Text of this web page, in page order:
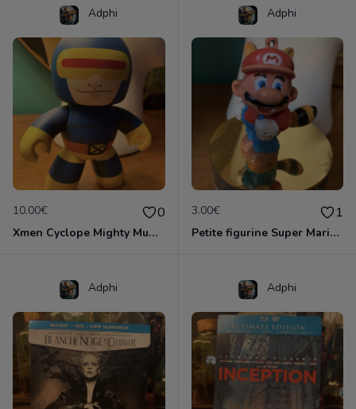
Adphi
10.00€ 0
Xmen Cyclope Mighty Muggs
Adphi
3.00€ 1
Petite figurine Super Mario 3 Nintendo
Adphi Adphi